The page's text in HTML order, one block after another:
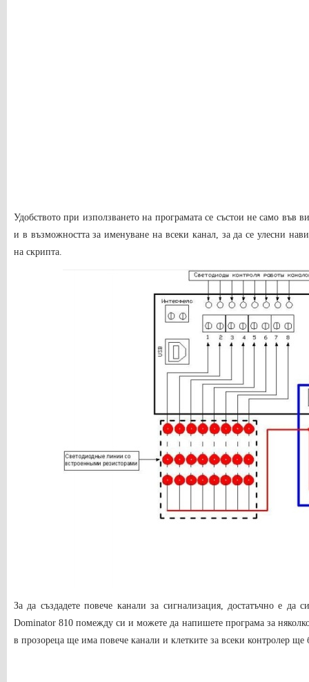
Удобството при използването на програмата се състои не само във
и в възможността за именуване на всеки канал, за да се улесни
на скрипта.
За да създадете повече канали за сигнализация, достатъчно е да
Dominator 810 помежду си и можете да напишете програма за
в прозореца ще има повече канали и клетките за всеки контролер ще